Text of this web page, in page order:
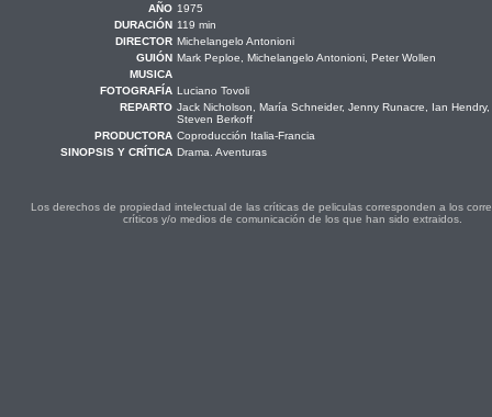
AÑO 1975
DURACIÓN 119 min
DIRECTOR Michelangelo Antonioni
GUIÓN Mark Peploe, Michelangelo Antonioni, Peter Wollen
MUSICA
FOTOGRAFÍA Luciano Tovoli
REPARTO Jack Nicholson, María Schneider, Jenny Runacre, Ian Hendry,
Steven Berkoff
PRODUCTORA Coproducción Italia-Francia
SINOPSIS Y CRÍTICA Drama. Aventuras
Los derechos de propiedad intelectual de las críticas de peliculas corresponden a los
críticos y/o medios de comunicación de los que han sido extraidos.